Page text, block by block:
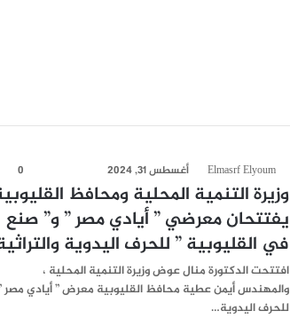
Elmasrf Elyoum أغسطس 31, 2024 0
وزيرة التنمية المحلية ومحافظ
يفتتحان معرضي ” أيادي مصر ” و” صنع
في القليوبية ” للحرف اليدوية
افتتحت الدكتورة منال عوض وزيرة التنمية المحلية ،
والمهندس أيمن عطية محافظ القليوبية معرض ” أيادي مصر
للحرف اليدوية…